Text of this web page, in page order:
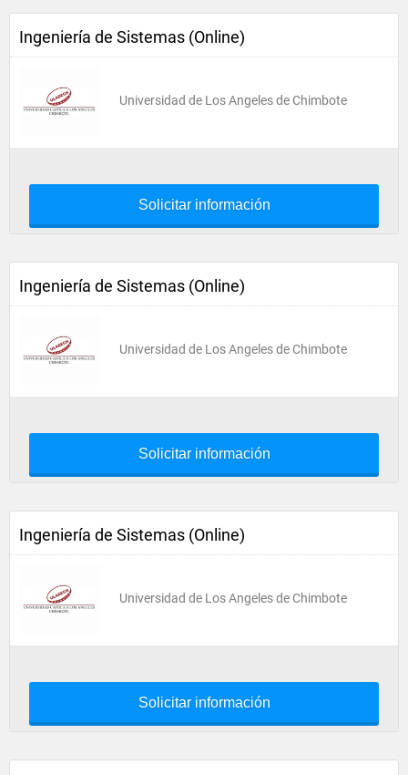
Ingeniería de Sistemas (Online)
Universidad de Los Angeles de Chimbote
Solicitar información
Ingeniería de Sistemas (Online)
Universidad de Los Angeles de Chimbote
Solicitar información
Ingeniería de Sistemas (Online)
Universidad de Los Angeles de Chimbote
Solicitar información